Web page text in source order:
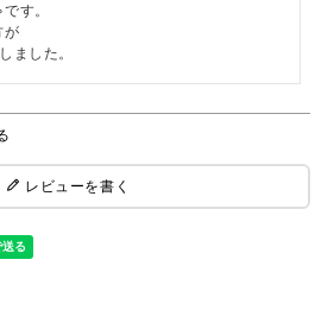
す。
が
ました。
レビューを書く